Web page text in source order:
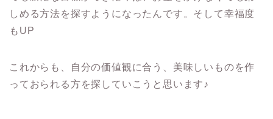
しめる方法を探すようになったんです。そして幸福度
もUP
これからも、自分の価値観に合う、美味しいものを作
っておられる方を探していこうと思います♪